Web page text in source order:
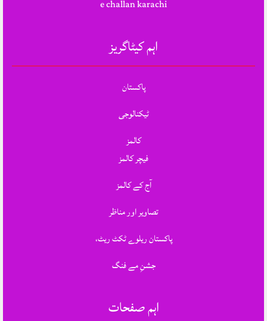
e challan karachi
اہم کیٹاگریز
پاکستان
ٹیکنالوجی
کالمز
فیچر کالمز
آج کے کالمز
تصاویر اور مناظر
پاکستان ریلوے ٹکٹ ریٹ،
جشنِ مے فنگ
اہم صفحات